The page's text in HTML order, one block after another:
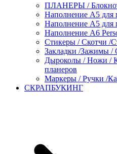
ПЛАНЕРЫ /
Наполнение А5 для
Наполнение А5 для
Наполнение А6
Стикеры / Скотчи /
Закладки /Зажимы /
Дыроколы / Ножи /
планеров
Маркеры / Ручки /
СКРАПБУКИНГ